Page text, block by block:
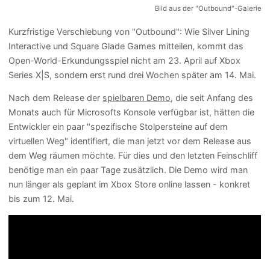
Bild aus der "Outbound"-Galerie
Kurzfristige Verschiebung von "Outbound": Wie Silver Lining
Interactive und Square Glade Games mitteilen, kommt das
Open-World-Erkundungsspiel nicht am 23. April auf Xbox
Series X|S, sondern erst rund drei Wochen später am 14. Mai.
Nach dem Release der spielbaren Demo, die seit Anfang des
Monats auch für Microsofts Konsole verfügbar ist, hätten die
Entwickler ein paar "spezifische Stolpersteine auf dem
virtuellen Weg" identifiert, die man jetzt vor dem Release aus
dem Weg räumen möchte. Für dies und den letzten Feinschliff
benötige man ein paar Tage zusätzlich. Die Demo wird man
nun länger als geplant im Xbox Store online lassen - konkret
bis zum 12. Mai.